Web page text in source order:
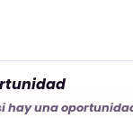
hay una